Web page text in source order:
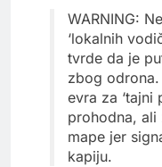
WARNING:
‘lokalnih
tvrde da je
zbog
evra za ‘tajni
prohodna,
mape jer
kapiju.